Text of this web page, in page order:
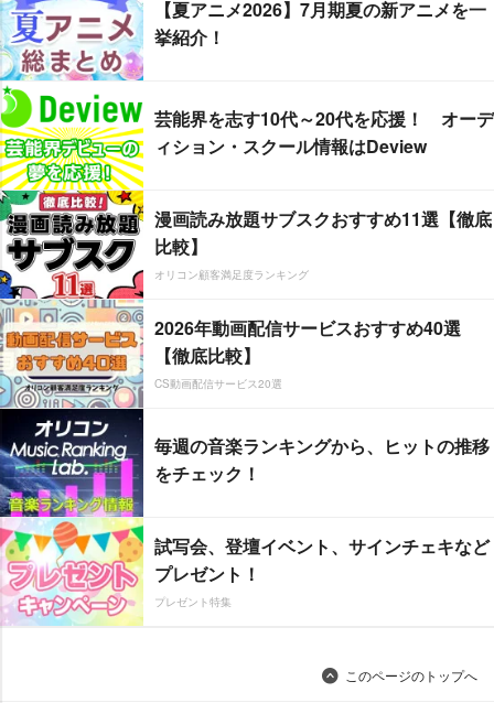
【夏アニメ2026】7月期夏の新アニメを一
挙紹介！
芸能界を志す10代～20代を応援！ オーデ
ィション・スクール情報はDeview
漫画読み放題サブスクおすすめ11選【徹底
比較】
オリコン顧客満足度ランキング
2026年動画配信サービスおすすめ40選
【徹底比較】
CS動画配信サービス20選
毎週の音楽ランキングから、ヒットの推移
をチェック！
試写会、登壇イベント、サインチェキなど
プレゼント！
プレゼント特集
このページのトップへ